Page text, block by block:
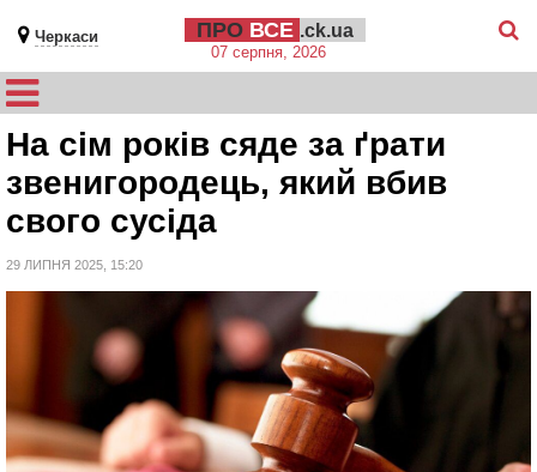
Черкаси ПРО ВСЕ .ck.ua
07 серпня, 2026
На сім років сяде за ґрати
звенигородець, який вбив
свого сусіда
29 ЛИПНЯ 2025, 15:20